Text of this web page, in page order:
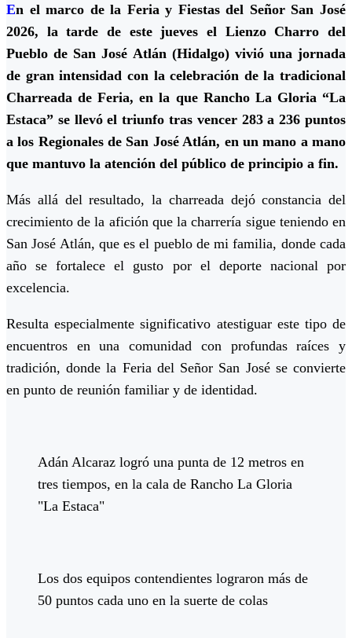
En el marco de la Feria y Fiestas del Señor San José
2026, la tarde de este jueves el Lienzo Charro del
Pueblo de San José Atlán (Hidalgo) vivió una jornada
de gran intensidad con la celebración de la tradicional
Charreada de Feria, en la que Rancho La Gloria “La
Estaca” se llevó el triunfo tras vencer 283 a 236 puntos
a los Regionales de San José Atlán, en un mano a mano
que mantuvo la atención del público de principio a fin.
Más allá del resultado, la charreada dejó constancia del
crecimiento de la afición que la charrería sigue teniendo en
San José Atlán, que es el pueblo de mi familia, donde cada
año se fortalece el gusto por el deporte nacional por
excelencia.
Resulta especialmente significativo atestiguar este tipo de
encuentros en una comunidad con profundas raíces y
tradición, donde la Feria del Señor San José se convierte
en punto de reunión familiar y de identidad.
Adán Alcaraz logró una punta de 12 metros en
tres tiempos, en la cala de Rancho La Gloria
"La Estaca"
Los dos equipos contendientes lograron más de
50 puntos cada uno en la suerte de colas